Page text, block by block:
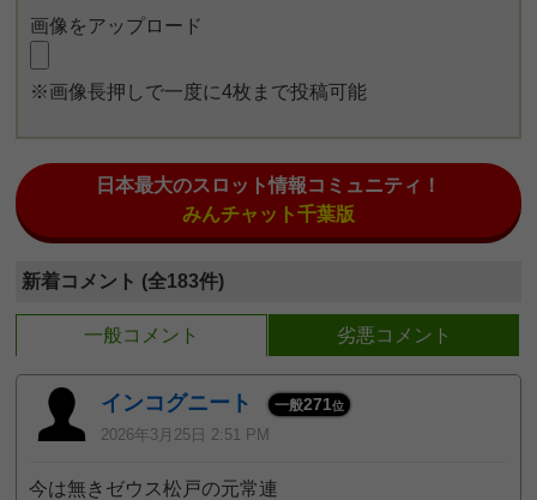
画像をアップロード
※画像長押しで一度に4枚まで投稿可能
日本最大のスロット情報コミュニティ！
みんチャット千葉版
新着コメント (全183件)
一般コメント 劣悪コメント
インコグニート 一般271位
2026年3月25日 2:51 PM
今は無きゼウス松戸の元常連